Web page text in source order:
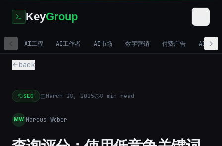
KeyGroup
AI工程 AI工作者 AI市场 数字营销 付费广告 AI视频
back
SEO March 28, 2025 8 min read
MW Marcus Weber